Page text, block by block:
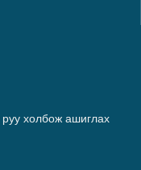
холбож ашиглах